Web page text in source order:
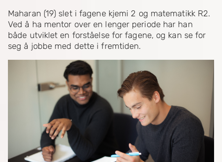
Maharan (19) slet i fagene kjemi 2 og matematikk R2.
Ved å ha mentor over en lenger periode har han
både utviklet en forståelse for fagene, og kan se for
seg å jobbe med dette i fremtiden.